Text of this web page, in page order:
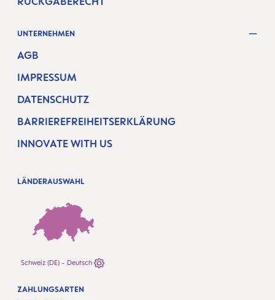
UNTERNEHMEN
AGB
IMPRESSUM
DATENSCHUTZ
BARRIEREFREIHEITSERKLÄRUNG
INNOVATE WITH US
LÄNDERAUSWAHL
Schweiz (DE) - Deutsch
ZAHLUNGSARTEN